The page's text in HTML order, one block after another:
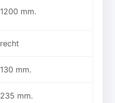
1200 mm.
recht
130 mm.
235 mm.